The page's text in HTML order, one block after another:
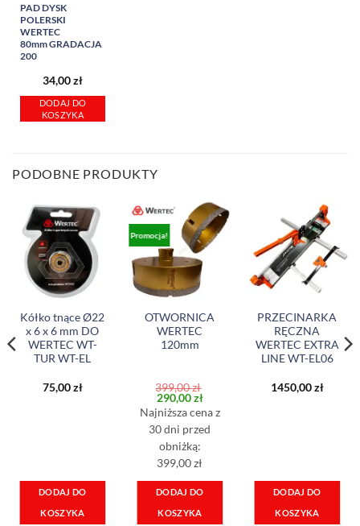
PAD DYSK
POLERSKI
WERTEC
80mm GRADACJA
200
34,00zł
DODAJ DO
KOSZYKA
PODOBNE PRODUKTY
Kółko tnące Ø22
x 6 x 6 mm DO
WERTEC WT-
TUR WT-EL
75,00zł
DODAJ DO
KOSZYKA
Promocja!
OTWORNICA
WERTEC
120mm
399,00zł
Pierwotna
cena
wynosiła:
399,00 zł.
290,00złAktualna
wynosi:
290,00 zł.
Najniższa cena z
30 dni przed
obniżką:
399,00 zł
DODAJ DO
KOSZYKA
PRZECINARKA
RĘCZNA
WERTEC EXTRA
LINE WT-EL06
1450,00zł
DODAJ DO
KOSZYKA